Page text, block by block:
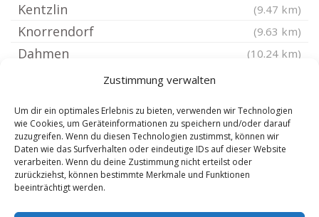
Zustimmung verwalten
Um dir ein optimales Erlebnis zu bieten, verwenden wir Technologien
wie Cookies, um Geräteinformationen zu speichern und/oder darauf
zuzugreifen. Wenn du diesen Technologien zustimmst, können wir
Daten wie das Surfverhalten oder eindeutige IDs auf dieser Website
verarbeiten. Wenn du deine Zustimmung nicht erteilst oder
zurückziehst, können bestimmte Merkmale und Funktionen
beeinträchtigt werden.
Kentzlin (9.47 km)
Knorrendorf (9.63 km)
Dahmen (10.24 km)
Kriesow (10.57 km)
Vielist (10.72 km)
Mölln bei Altentreptow (10.81 km)
Schorssow
Kargow